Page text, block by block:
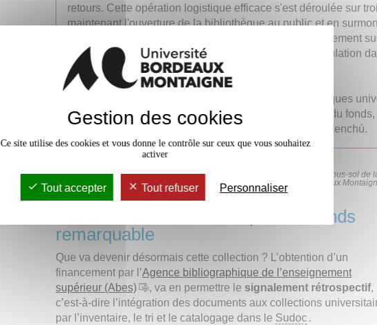
retours. Cette opération logistique efficace s'est déroulée sur
maintenant l'ouverture de la bibliothèque au public et en
désagréments propres à tout déménagement : stationnement
panne d'ascenseur lors du dernier chargement, manipulation
exigus !
Le confinement de 2020 puis les travaux des bibliothèques
Pessac jusqu’en 2023 ont ensuite ralenti le traitement du fonds,
trouve sa place définitive à la bibliothèque Rigoberta Menchú.
Fonds de la Société de Géographie de Bordeaux, conservé dans les sous-sol de
Menchú (campus Montaigne, Université Bordeaux
Un financement national pour un fonds
remarquable
Que va devenir désormais cette collection ? L’obtention d’un
financement par l’Agence bibliographique de l’enseignement
supérieur (Abes)
, va en permettre le signalement rétrospectif,
c’est-à-dire l’intégration des documents aux collections
par l’inventaire, le tri et le catalogage dans le Sudoc.
Gestion des cookies
Ce site utilise des cookies et vous donne le contrôle sur ceux que vous souhaitez
activer
Tout accepter Tout refuser Personnaliser